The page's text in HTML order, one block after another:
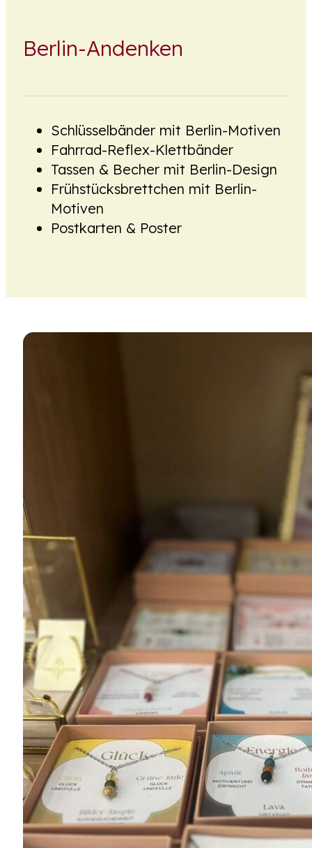
Berlin-Andenken
Schlüsselbänder mit Berlin-Motiven
Fahrrad-Reflex-Klettbänder
Tassen & Becher mit Berlin-Design
Frühstücksbrettchen mit Berlin-
Motiven
Postkarten & Poster